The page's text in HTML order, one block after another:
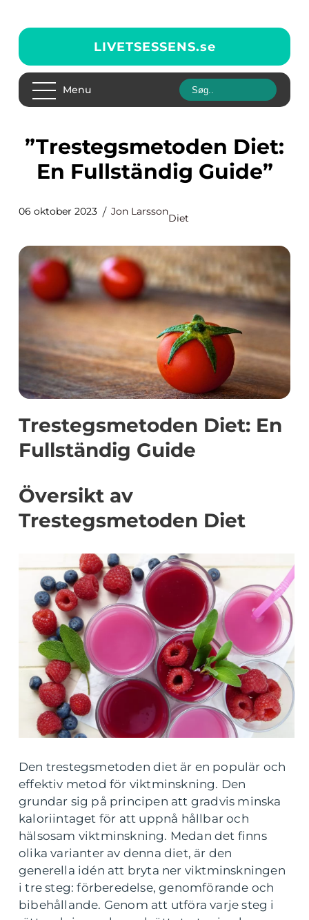
LIVETSESSENS.se
Menu
”Trestegsmetoden Diet:
En Fullständig Guide”
06 oktober 2023 Jon Larsson
Diet
Trestegsmetoden Diet: En
Fullständig Guide
Översikt av
Trestegsmetoden Diet
Den trestegsmetoden diet är en populär och
effektiv metod för viktminskning. Den
grundar sig på principen att gradvis minska
kaloriintaget för att uppnå hållbar och
hälsosam viktminskning. Medan det finns
olika varianter av denna diet, är den
generella idén att bryta ner viktminskningen
i tre steg: förberedelse, genomförande och
bibehållande. Genom att utföra varje steg i